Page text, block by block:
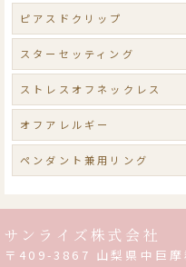
ピアスドクリップ
スターセッティング
ストレスオフネックレス
オフアレルギー
ペンダント兼用リング
サンライズ株式会社
〒409-3867 山梨県中巨